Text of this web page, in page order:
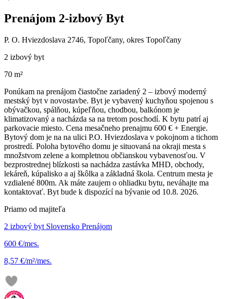
Prenájom 2-izbový Byt
P. O. Hviezdoslava 2746, Topoľčany, okres Topoľčany
2 izbový byt
70 m²
Ponúkam na prenájom čiastočne zariadený 2 – izbový moderný
mestský byt v novostavbe. Byt je vybavený kuchyňou spojenou s
obývačkou, spálňou, kúpeľňou, chodbou, balkónom je
klimatizovaný a nacházda sa na tretom poschodí. K bytu patrí aj
parkovacie miesto. Cena mesačneho prenajmu 600 € + Energie.
Bytový dom je na na ulici P.O. Hviezdoslava v pokojnom a tichom
prostredí. Poloha bytového domu je situovaná na okraji mesta s
množstvom zelene a kompletnou občianskou vybavenosťou. V
bezprostrednej blízkosti sa nachádza zastávka MHD, obchody,
lekáreň, kúpalisko a aj škôlka a základná škola. Centrum mesta je
vzdialené 800m. Ak máte zaujem o ohliadku bytu, neváhajte ma
kontaktovať. Byt bude k dispozící na bývanie od 10.8. 2026.
Priamo od majiteľa
2 izbový byt Slovensko Prenájom
600 €/mes.
8,57 €/m²/mes.